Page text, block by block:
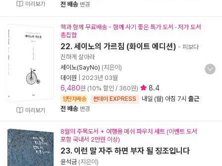
미리보기
전 배송 변경
미리보기
책과 함께 무료배송 - 함께 사기 좋은 특가 도서 · 저가 도서
총집합
22. 세이노의 가르침 (화이트 에디션) - 피보다
진하게 살아라
세이노(SayNo) (지은이)
데이원
2023년 03월
6,480원 (10% 할인 / 360원) 8.4
양탄자배송 썬데이 EXPRESS 내일 (월) 아침 7시 출근
전 배송 변경
8월의 주목도서 + 여행용 메쉬 파우치 세트 (이벤트 도서
포함 국내서 2만원 이상)
23. 이런 말 자주 하면 부자 될 징조입니다
윤석금 (지은이)